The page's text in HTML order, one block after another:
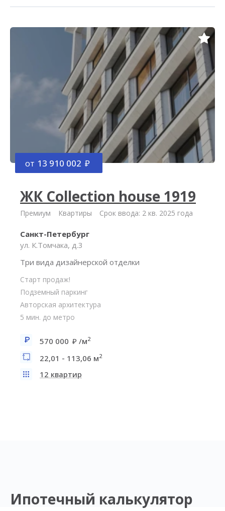
от 13 910 002
ЖК Collection house 1919
Премиум Квартиры Срок ввода: 2 кв. 2025 года
Санкт-Петербург
ул. К.Томчака, д.3
Три вида дизайнерской отделки
Старт продаж!
Подземный паркинг
Авторская архитектура
5 мин. до метро
570 000 /м2
22,01 - 113,06 м2
12 квартир
Ипотечный калькулятор